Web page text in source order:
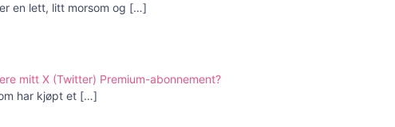
en lett, litt morsom og […]
mitt X (Twitter) Premium-abonnement?
har kjøpt et […]